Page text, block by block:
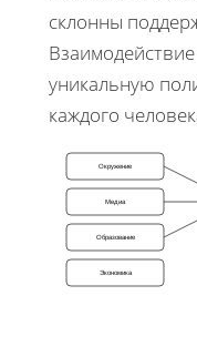
склонны
уникальную
каждого
Окружение
Медиа
Образование
Экономика